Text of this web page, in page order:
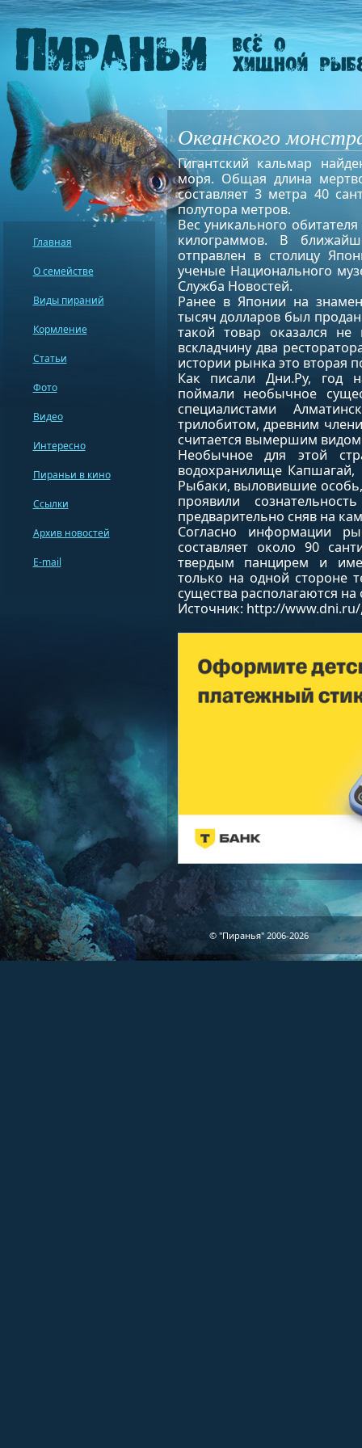
Океанского
Гигантский кальмар
моря. Общая длина
составляет 3 метра 40
полутора метров.
Вес уникального
килограммов. В
отправлен в столицу
ученые Национального
Служба Новостей.
Ранее в Японии на
тысяч долларов был
такой товар оказался
вскладчину два
истории рынка это вторая
Как писали Дни.Ру, год
поймали необычное
специалистами
трилобитом, древним
считается вымершим
Необычное для этой
водохранилище Капшагай,
Рыбаки, выловившие
проявили
предварительно сняв на
Согласно информации
составляет около 90
твердым панцирем и
только на одной стороне
существа располагаются
Источник: http://www.dni.ru/
Главная
О семействе
Виды пираний
Кормление
Статьи
Фото
Видео
Интересно
Пираньи в кино
Ссылки
Архив новостей
E-mail
© "Пиранья" 2006-2026